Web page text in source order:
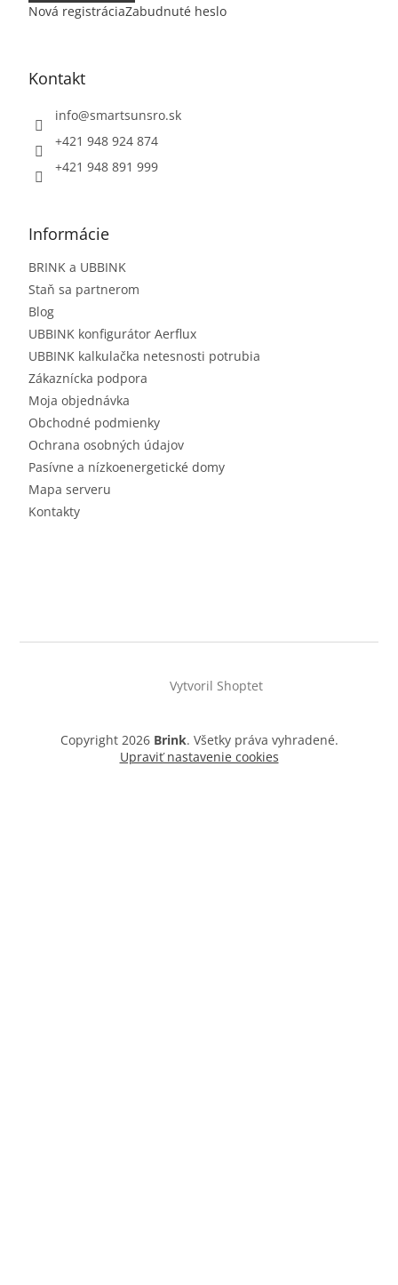
Nová registráciaZabudnuté heslo
Kontakt
info@smartsunsro.sk
+421 948 924 874
+421 948 891 999
Informácie
BRINK a UBBINK
Staň sa partnerom
Blog
UBBINK konfigurátor Aerflux
UBBINK kalkulačka netesnosti potrubia
Zákaznícka podpora
Moja objednávka
Obchodné podmienky
Ochrana osobných údajov
Pasívne a nízkoenergetické domy
Mapa serveru
Kontakty
Vytvoril Shoptet
Copyright 2026 Brink. Všetky práva vyhradené.
Upraviť nastavenie cookies